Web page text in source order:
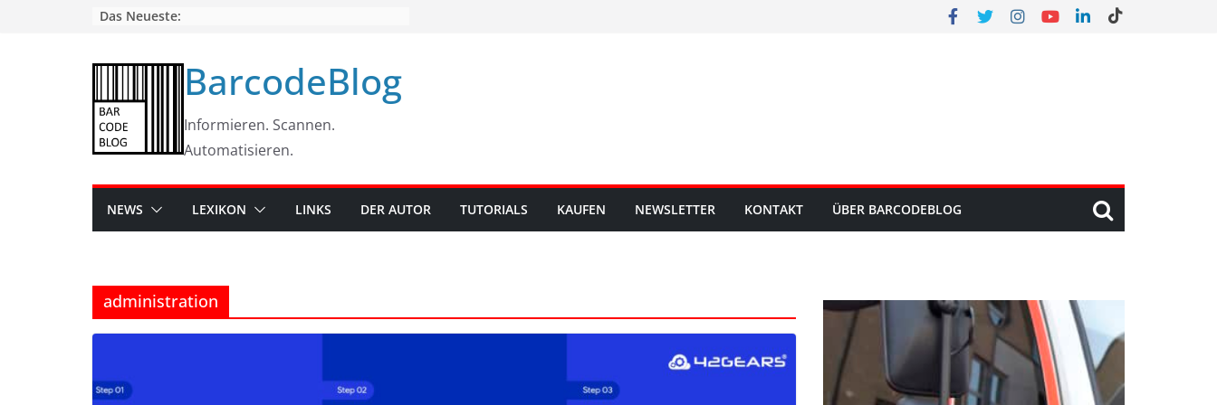
Das Neueste:
BarcodeBlog
Informieren. Scannen.
Automatisieren.
NEWS LEXIKON LINKS DER AUTOR TUTORIALS KAUFEN NEWSLETTER KONTAKT ÜBER BARCODEBLOG
administration